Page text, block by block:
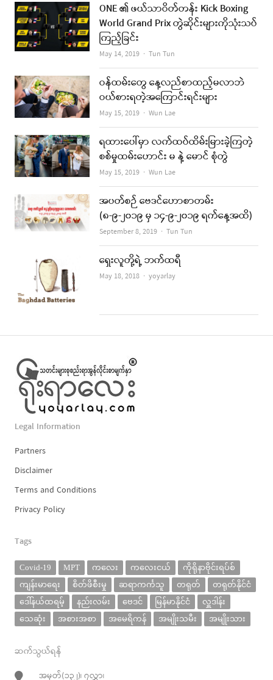
ONE ၏ ဖယ်သာဝိတ်တန်း Kick Boxing
World Grand Prix တွဲဆိုင်းများကိုသုံးသပ်
ကြည့်ခြင်း
May 14, 2019 Author
Tun Tun
ဝန်ထမ်းတွေ နေ့လည်စာထည့်မလာဘဲ
ဝယ်စားရတဲ့အကြောင်းရင်းများ
May 15, 2019 Author
Wun Lae
ရထားပေါ်မှာ လက်ထပ်ထိမ်းမြားခဲ့ကြတဲ့
စစ်မှုထမ်းဟောင်း မ နဲ့ မောင် စုံတွဲ
May 15, 2019 Author
Wun Lae
အပတ်စဉ် ဗေဒင်ဟောစာတမ်း
(၈-၉-၂၀၁၉ မှ ၁၄-၉-၂၀၁၉ ရက်နေ့အထိ)
September 8, 2019 Author
Tun Tun
ရှေးလူတို့ရဲ့ ဘက်ထရီ
May 18, 2018 Author
yoyarlay
Legal Information
Partners
Disclaimer
Terms and Conditions
Privacy Policy
Tags
Covid-19 MPT ကလေး ကလေးငယ်
ကိုရိုနာဗိုင်းရပ်စ်
ကျန်းမာရေး
စိတ်ဖိစီးမှု ဆရာကင်္ကသူ တရုတ်
တရုတ်နိုင်ငံ
ဒေါ်နယ်ထရမ့်
နည်းလမ်း ဗေဒင် မြန်မာနိုင်ငံ
လှူဒါန်း
သေဆုံး
အစားအစာ အမေရိကန် အမျိုးသမီး အမျိုးသား
ဆက်သွယ်ရန်
အမှတ်(၁၃၂)၊ ၇လွှာ၊